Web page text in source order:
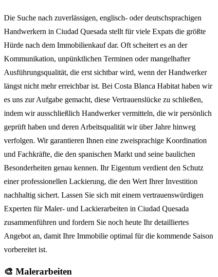
Die Suche nach zuverlässigen, englisch- oder deutschsprachigen
Handwerkern in Ciudad Quesada stellt für viele Expats die größte
Hürde nach dem Immobilienkauf dar. Oft scheitert es an der
Kommunikation, unpünktlichen Terminen oder mangelhafter
Ausführungsqualität, die erst sichtbar wird, wenn der Handwerker
längst nicht mehr erreichbar ist. Bei Costa Blanca Habitat haben wir
es uns zur Aufgabe gemacht, diese Vertrauenslücke zu schließen,
indem wir ausschließlich Handwerker vermitteln, die wir persönlich
geprüft haben und deren Arbeitsqualität wir über Jahre hinweg
verfolgen. Wir garantieren Ihnen eine zweisprachige Koordination
und Fachkräfte, die den spanischen Markt und seine baulichen
Besonderheiten genau kennen. Ihr Eigentum verdient den Schutz
einer professionellen Lackierung, die den Wert Ihrer Investition
nachhaltig sichert. Lassen Sie sich mit einem vertrauenswürdigen
Experten für Maler- und Lackierarbeiten in Ciudad Quesada
zusammenführen und fordern Sie noch heute Ihr detailliertes
Angebot an, damit Ihre Immobilie optimal für die kommende Saison
vorbereitet ist.
🎨 Malerarbeiten